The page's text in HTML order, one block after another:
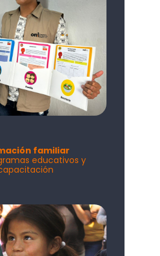
familiar
educativos y